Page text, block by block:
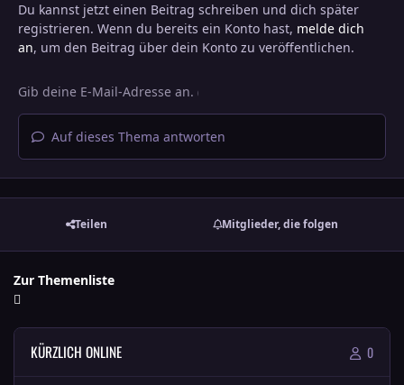
Du kannst jetzt einen Beitrag schreiben und dich später
registrieren. Wenn du bereits ein Konto hast, melde dich
an, um den Beitrag über dein Konto zu veröffentlichen.
Auf dieses Thema antworten
Teilen Mitglieder, die folgen
Zur Themenliste
KÜRZLICH ONLINE 0